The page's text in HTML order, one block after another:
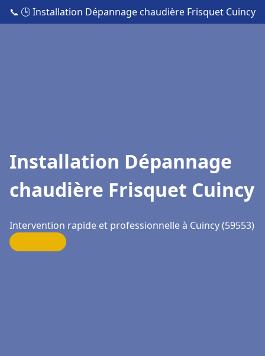
📞 🕒 Installation Dépannage chaudière Frisquet Cuincy
Installation Dépannage
chaudière Frisquet Cuincy
Intervention rapide et professionnelle à Cuincy (59553)